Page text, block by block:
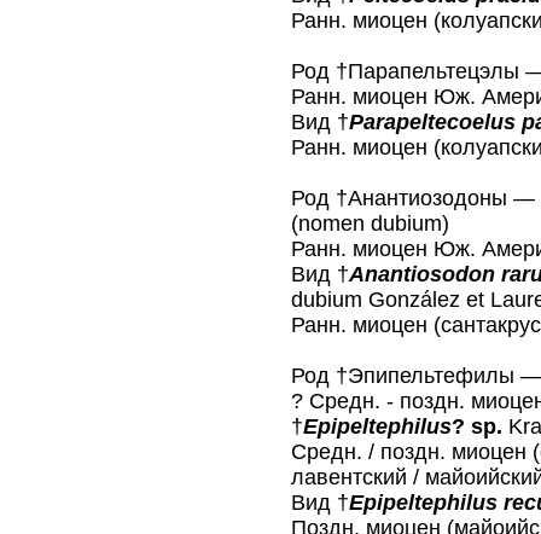
Ранн. миоцен
Род †Парапельтецэлы
Ранн. миоцен Юж.
Вид †Parapeltecoelus
Ранн. миоцен
Род †Анантиозодоны
(nomen dubium)
Ранн. миоцен Юж.
Вид †Anantiosodon
dubium González et
Ранн. миоцен
Род †Эпипельтефилы
? Средн. - поздн.
†Epipeltephilus? sp.
Средн. / поздн. миоцен
лавентский /
Вид †Epipeltephilus
Поздн. миоцен